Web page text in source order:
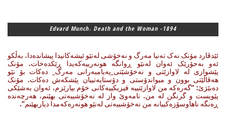
Edvard Munch، Death and the Woman -1894
ئێدڤارد مۆنک نەک تەنیا مەرگ و نەخۆشی لەنێو ئیشەکانیدا پیشاندەدا، بەڵکو
ئەو بەجۆرێک ئەوان لەنێو ڕوانگە هونەرییەکەیدا ڕێکدەخات. مۆنک
پێشوازی لە لاوازێتی و نەخۆشێتی_پەیامبەرانی مەرگ_ دەکات بۆ نێو
هەڤاڵێتی بوون و میواندۆستی و دۆستایەتییان پێشکەش دەکات. مۆنک
دەبێژێ: ”گەرەکە من لاوازێتییە فیزیکییەکانی خۆم بپارێزم، ئەوان بەشێکی
پێویست و گرنگن لە من. نامەوێ واز لە نەخۆشییەتی بهێنم، هەرچەندە
ڕەنگە ناهاوسۆزەکییانە من نەخۆشییەتی لەنێو هونەرەکەمدا دیاربهێنم”.